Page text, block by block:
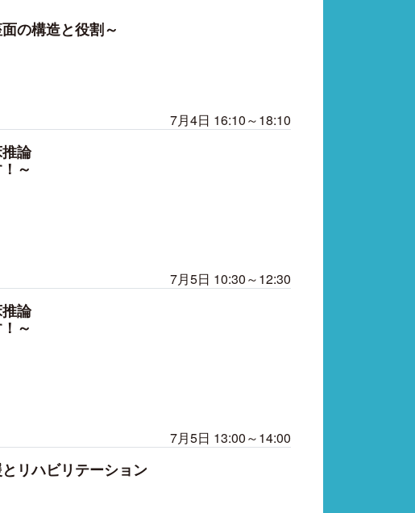
の構造と役割～
7月4日 16:10～18:10
論
～
7月5日 10:30～12:30
論
～
7月5日 13:00～14:00
リハビリテーション